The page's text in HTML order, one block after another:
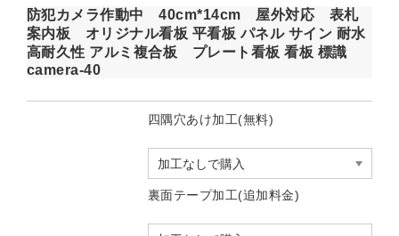
防犯カメラ作動中 40cm*14cm 屋外対応 表札
案内板 オリジナル看板 平看板 パネル サイン 耐水
高耐久性 アルミ複合板 プレート看板 看板 標識
camera-40
四隅穴あけ加工(無料)
裏面テープ加工(追加料金)